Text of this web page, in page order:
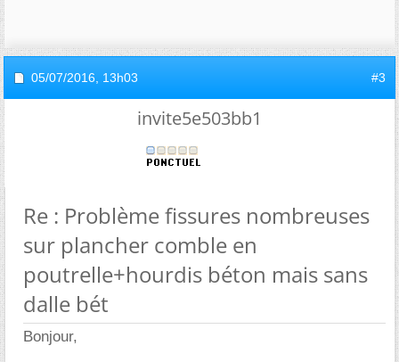
05/07/2016, 13h03 #3
invite5e503bb1
Re : Problème fissures nombreuses
sur plancher comble en
poutrelle+hourdis béton mais sans
dalle bét
Bonjour,